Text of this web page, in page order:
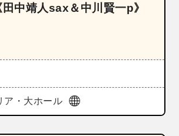
中靖人sax＆中川賢一p》
ア・大ホール